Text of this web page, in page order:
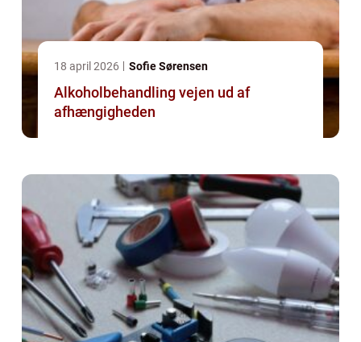
18 april 2026 Sofie Sørensen
Alkoholbehandling vejen ud af
afhængigheden